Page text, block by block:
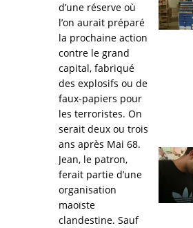
d’une réserve où
l’on aurait préparé
la prochaine action
contre le grand
capital, fabriqué
des explosifs ou de
faux-papiers pour
les terroristes. On
serait deux ou trois
ans après Mai 68.
Jean, le patron,
ferait partie d’une
organisation
maoïste
clandestine. Sauf